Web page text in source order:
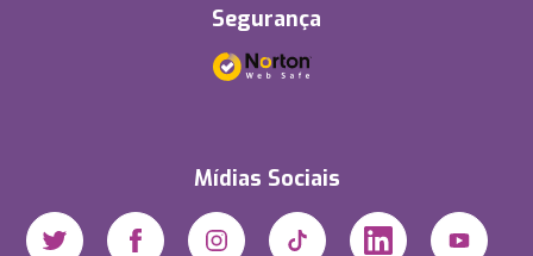
Segurança
Mídias Sociais